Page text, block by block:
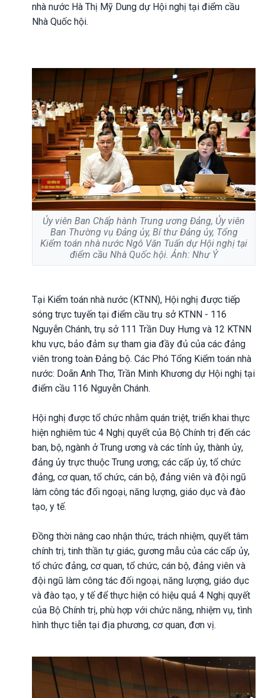
nhà nước Hà Thị Mỹ Dung dự Hội nghị tại điểm cầu
Nhà Quốc hội.
Ủy viên Ban Chấp hành Trung ương Đảng, Ủy viên
Ban Thường vụ Đảng ủy, Bí thư Đảng ủy, Tổng
Kiểm toán nhà nước Ngô Văn Tuấn dự Hội nghị tại
điểm cầu Nhà Quốc hội. Ảnh: Như Ý
Tại Kiểm toán nhà nước (KTNN), Hội nghị được tiếp
sóng trực tuyến tại điểm cầu trụ sở KTNN - 116
Nguyễn Chánh, trụ sở 111 Trần Duy Hưng và 12 KTNN
khu vực, bảo đảm sự tham gia đầy đủ của các đảng
viên trong toàn Đảng bộ. Các Phó Tổng Kiểm toán nhà
nước: Doãn Anh Thơ, Trần Minh Khương dự Hội nghị tại
điểm cầu 116 Nguyễn Chánh.
Hội nghị được tổ chức nhằm quán triệt, triển khai thực
hiện nghiêm túc 4 Nghị quyết của Bộ Chính trị đến các
ban, bộ, ngành ở Trung ương và các tỉnh ủy, thành ủy,
đảng ủy trực thuộc Trung ương; các cấp ủy, tổ chức
đảng, cơ quan, tổ chức, cán bộ, đảng viên và đội ngũ
làm công tác đối ngoại, năng lượng, giáo dục và đào
tạo, y tế.
Đồng thời nâng cao nhận thức, trách nhiệm, quyết tâm
chính trị, tinh thần tự giác, gương mẫu của các cấp ủy,
tổ chức đảng, cơ quan, tổ chức, cán bộ, đảng viên và
đội ngũ làm công tác đối ngoại, năng lượng, giáo dục
và đào tạo, y tế để thực hiện có hiệu quả 4 Nghị quyết
của Bộ Chính trị, phù hợp với chức năng, nhiệm vụ, tình
hình thực tiễn tại địa phương, cơ quan, đơn vị.